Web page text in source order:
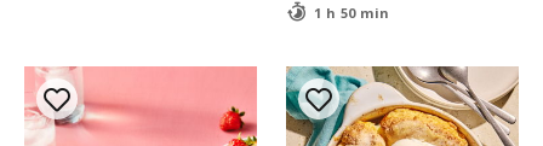
1 h 50 min